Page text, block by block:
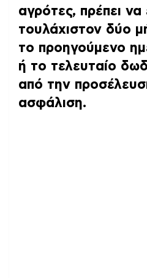
αγρότες, πρέπει να
τουλάχιστον δύο
το προηγούμενο
ή το τελευταίο
από την
ασφάλιση.